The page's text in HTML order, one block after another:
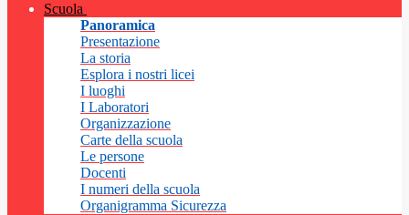
Scuola
Panoramica
Presentazione
La storia
Esplora i nostri licei
I luoghi
I Laboratori
Organizzazione
Carte della scuola
Le persone
Docenti
I numeri della scuola
Organigramma Sicurezza